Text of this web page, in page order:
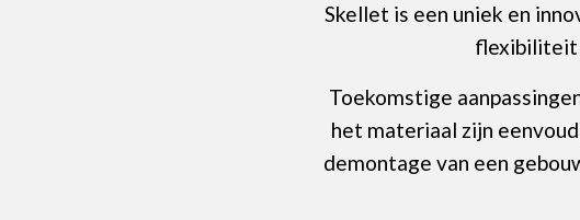
Skellet is een uniek en
flexibiliteit
Toekomstige
het materiaal zijn
demontage van een